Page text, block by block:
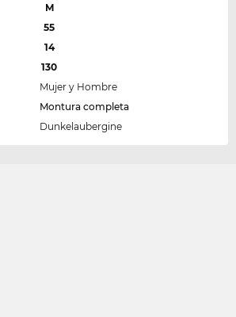
M
55
14
130
Mujer y Hombre
Montura completa
Dunkelaubergine